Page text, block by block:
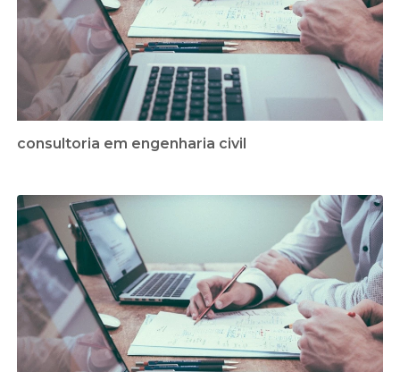
consultoria em engenharia civil